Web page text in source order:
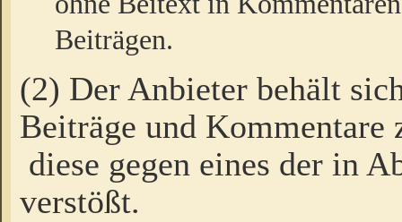
Beiträgen.
(2) Der Anbieter behält
Beiträge und Kommentare
diese gegen eines der in
verstößt.